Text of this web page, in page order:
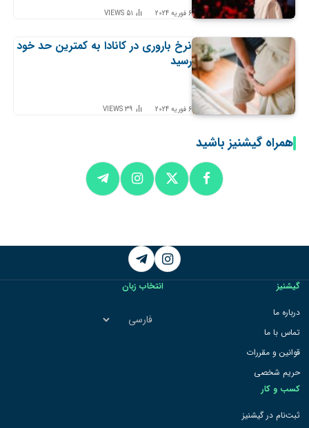
6 فوریه 2024 51
VIEWS
نرخ باروری در کانادا به کمترین حد خود
رسید
6 فوریه 2024 39
VIEWS
همراه گیشنیز باشید
Instagram
Telegram
گیشنیز
درباره ما
تماس با ما
قوانین و مقررات
حریم شخصی
کسب و کار
ثبت‌نام در گیشنیز
انتخاب زبان
انتخاب
زبان